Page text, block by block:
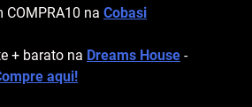
COMPRA10 na Cobasi
+ barato na Dreams House -
aqui!